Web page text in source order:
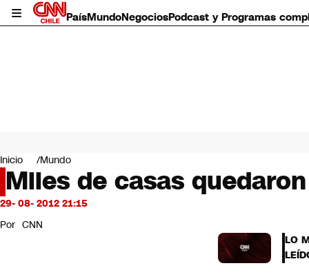
PaísMundoNegociosPodcast y Programas
Mundo
Negocios
Deportes
Programas completos
Servicios
Inicio Mundo
Miles de casas
29- 08- 2012 21:15
Por CNN
LO